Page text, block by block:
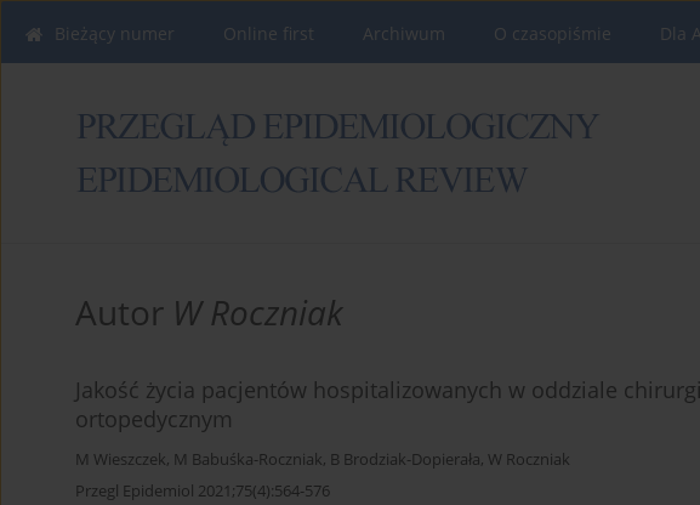
Bieżący numer Online first Archiwum O czasopiśmie Dla
Autor W Roczniak
Jakość życia pacjentów hospitalizowanych w oddziale
ortopedycznym
M Wieszczek, M Babuśka-Roczniak, B Brodziak-Dopierała, W Roczniak
Przegl Epidemiol 2021;75(4):564-576